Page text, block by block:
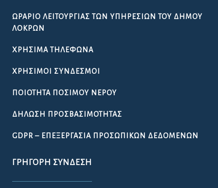
ΩΡΆΡΙΟ ΛΕΙΤΟΥΡΓΊΑΣ ΤΩΝ ΥΠΗΡΕΣΙΏΝ ΤΟΥ ΔΉΜΟΥ
ΛΟΚΡΏΝ
ΧΡΉΣΙΜΑ ΤΗΛΈΦΩΝΑ
ΧΡΉΣΙΜΟΙ ΣΎΝΔΕΣΜΟΙ
ΠΟΙΌΤΗΤΑ ΠΌΣΙΜΟΥ ΝΕΡΟΎ
ΔΉΛΩΣΗ ΠΡΟΣΒΑΣΙΜΌΤΗΤΑΣ
GDPR – ΕΠΕΞΕΡΓΑΣΙΑ ΠΡΟΣΩΠΙΚΩΝ ΔΕΔΟΜΕΝΩΝ
ΓΡΉΓΟΡΗ ΣΎΝΔΕΣΗ